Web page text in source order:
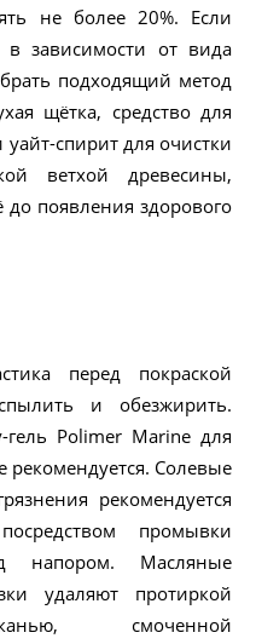
не более 20%. Если
в зависимости от вида
подходящий метод
щётка, средство для
спирит для очистки
ветхой древесины,
появления здорового
перед покраской
и обезжирить.
Polimer Marine для
рекомендуется. Солевые
рекомендуется
промывки
напором. Масляные
удаляют протиркой
смоченной